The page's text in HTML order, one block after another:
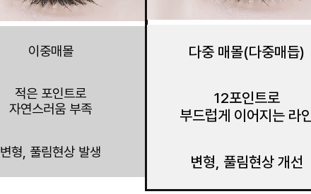
이중매몰
적은 포인트로
자연스러움 부족
변형, 풀림현상 발생
다중 매몰(다중매듭)
12포인트로
부드럽게 이어지는 라
변형, 풀림현상 개선